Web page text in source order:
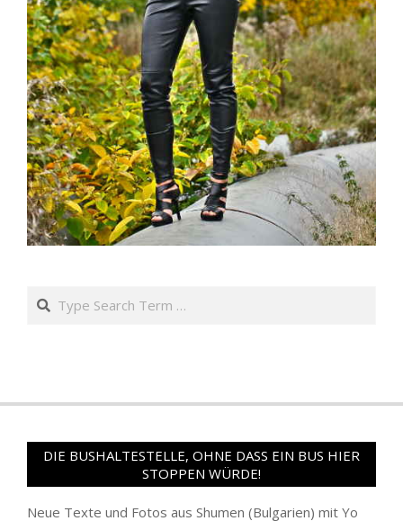
Search
DIE BUSHALTESTELLE, OHNE DASS EIN BUS HIER
STOPPEN WÜRDE!
Neue Texte und Fotos aus Shumen (Bulgarien) mit Yo